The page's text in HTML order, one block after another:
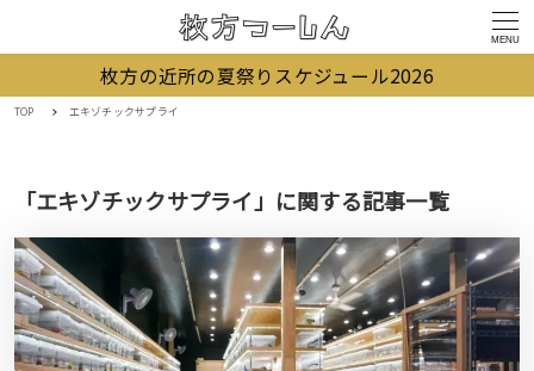
MENU
枚方の近所の夏祭りスケジュール2026
TOP エキゾチックサプライ
「エキゾチックサプライ」に関する記事一覧